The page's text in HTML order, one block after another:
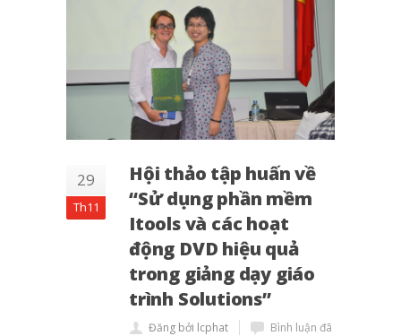
29
Th11
Hội thảo tập huấn về
“Sử dụng phần mềm
Itools và các hoạt
động DVD hiệu quả
trong giảng dạy giáo
trình Solutions”
Đăng bởi lcphat
Bình luận đã